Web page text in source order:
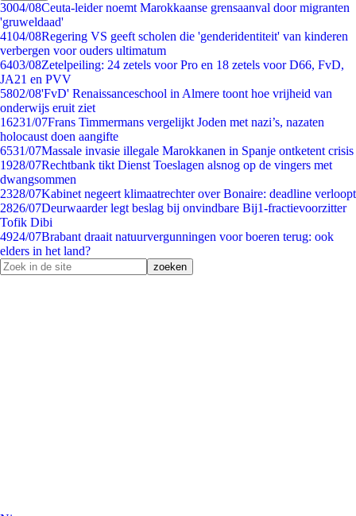
3004/08Ceuta-leider noemt Marokkaanse grensaanval door migranten
'gruweldaad'
4104/08Regering VS geeft scholen die 'genderidentiteit' van kinderen
verbergen voor ouders ultimatum
6403/08Zetelpeiling: 24 zetels voor Pro en 18 zetels voor D66, FvD,
JA21 en PVV
5802/08'FvD' Renaissanceschool in Almere toont hoe vrijheid van
onderwijs eruit ziet
16231/07Frans Timmermans vergelijkt Joden met nazi’s, nazaten
holocaust doen aangifte
6531/07Massale invasie illegale Marokkanen in Spanje ontketent crisis
1928/07Rechtbank tikt Dienst Toeslagen alsnog op de vingers met
dwangsommen
2328/07Kabinet negeert klimaatrechter over Bonaire: deadline verloopt
2826/07Deurwaarder legt beslag bij onvindbare Bij1-fractievoorzitter
Tofik Dibi
4924/07Brabant draait natuurvergunningen voor boeren terug: ook
elders in het land?